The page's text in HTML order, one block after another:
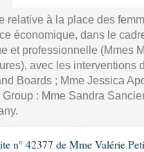
relative à la place des
économique, dans le
et professionnelle (Mmes
avec les interventions
Boards ; Mme Jessica
: Mme Sandra
n° 42377 de Mme Valérie